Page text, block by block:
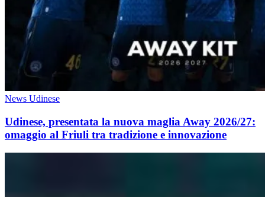
News Udinese
Udinese, presentata la nuova maglia Away 2026/27:
omaggio al Friuli tra tradizione e innovazione